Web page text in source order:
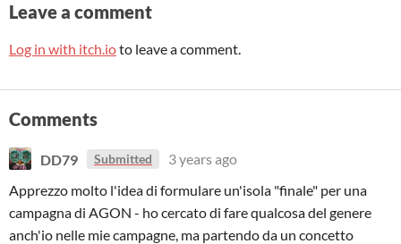
Leave a comment
Log in with itch.ioto leave a comment.
Comments
DD79 Submitted
3 years ago
Apprezzo molto l'idea di formulare un'isola "finale" per una
campagna di AGON - ho cercato di fare qualcosa del genere
anch'io nelle mie campagne, ma partendo da un concetto